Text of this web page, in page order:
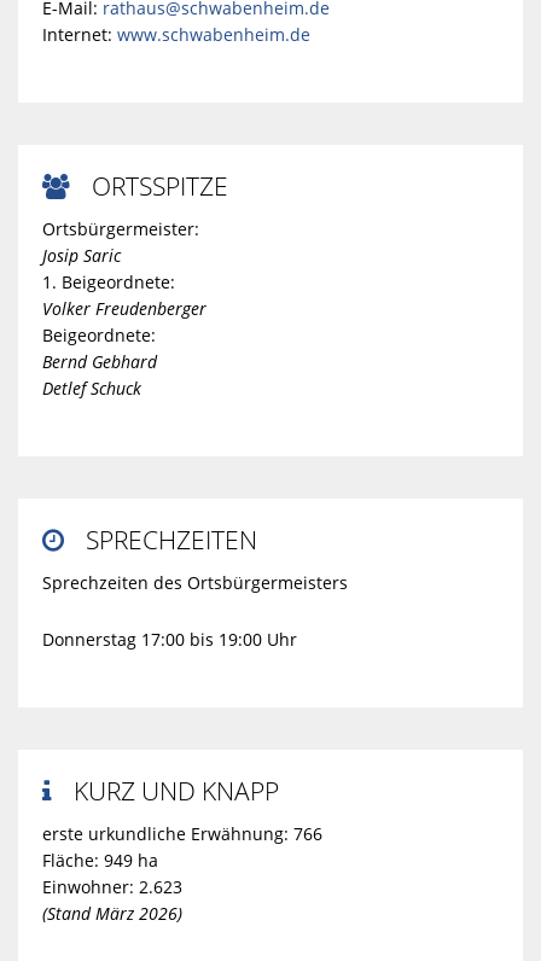
E-Mail: rathaus@schwabenheim.de
Internet: www.schwabenheim.de
 ORTSSPITZE
Ortsbürgermeister:
Josip Saric
1. Beigeordnete:
Volker Freudenberger
Beigeordnete:
Bernd Gebhard
Detlef Schuck
 SPRECHZEITEN
Sprechzeiten des Ortsbürgermeisters
Donnerstag 17:00 bis 19:00 Uhr
 KURZ UND KNAPP
erste urkundliche Erwähnung: 766
Fläche: 949 ha
Einwohner: 2.623
(Stand März 2026)